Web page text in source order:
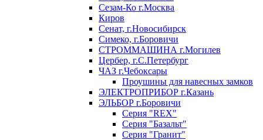
Сезам-Ко г.Москва
Киров
Сенат, г.Новосибирск
Симеко, г.Боровичи
СТРОММАШИНА г.Могилев
Цербер, г.С.Петербург
ЧАЗ г.Чебоксары
Проушины для навесных замков
ЭЛЕКТРОПРИБОР г.Казань
ЭЛЬБОР г.Боровичи
Серия "REX"
Серия "Базальт"
Серия "Гранит"